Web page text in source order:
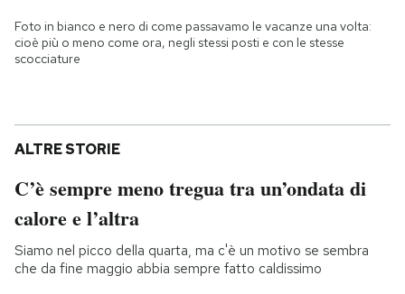
Foto in bianco e nero di come passavamo le vacanze una volta:
cioè più o meno come ora, negli stessi posti e con le stesse
scocciature
ALTRE STORIE
C’è sempre meno tregua tra un’ondata di
calore e l’altra
Siamo nel picco della quarta, ma c'è un motivo se sembra
che da fine maggio abbia sempre fatto caldissimo